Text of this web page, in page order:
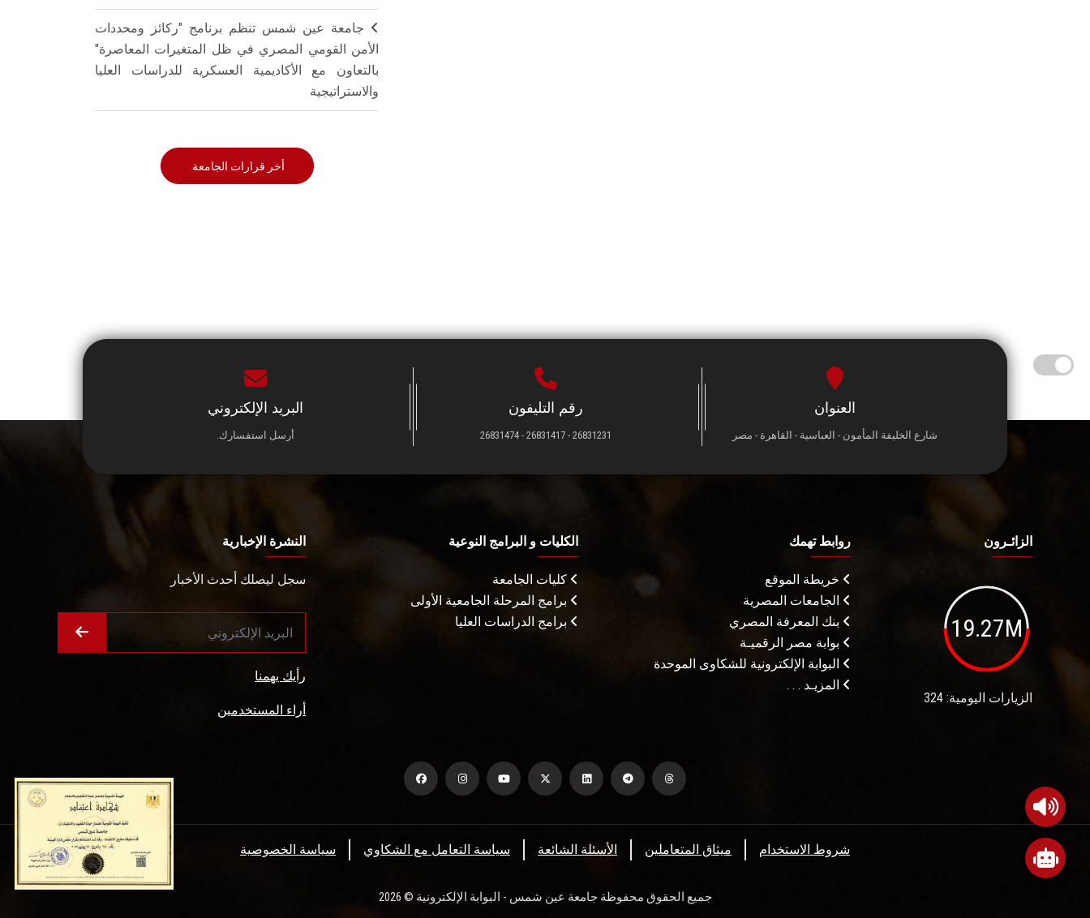
جامعة عين شمس تنظم برنامج "ركائز ومحددات
الأمن القومي المصري في ظل المتغيرات المعاصرة"
بالتعاون مع الأكاديمية العسكرية للدراسات العليا
والاستراتيجية
أخر قرارات الجامعة
العنوان
شارع الخليفة المأمون - العباسية - القاهرة - مصر
رقم التليفون
26831231 - 26831417 - 26831474
البريد الإلكتروني
أرسل استفسارك.
الزائـرون
19.27M
الزيارات اليومية: 324
روابط تهمك
خريطة الموقع
الجامعات المصرية
بنك المعرفة المصري
بوابة مصر الرقميـة
البوابة الإلكترونية للشكاوى الموحدة
المزيـد . . .
الكليات و البرامج النوعية
كليات الجامعة
برامج المرحلة الجامعية الأولى
برامج الدراسات العليا
النشرة الإخبارية
سجل ليصلك أحدث الأخبار
رأيك يهمنا
أراء المستخدمين
سياسة الخصوصية سياسة التعامل مع الشكاوي الأسئلة الشائعة ميثاق المتعاملين شروط الاستخدام
جميع الحقوق محفوظة جامعة عين شمس - البوابة الإلكترونية © 2026